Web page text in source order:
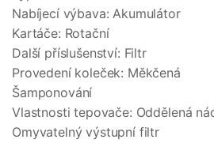
Nabíjecí výbava: Akumulátor
Kartáče: Rotační
Další příslušenství: Filtr
Provedení koleček: Měkčená
Šamponování
Vlastnosti tepovače: Oddělená
Omyvatelný výstupní filtr